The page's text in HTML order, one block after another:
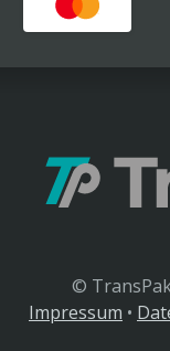
©
Impressum •